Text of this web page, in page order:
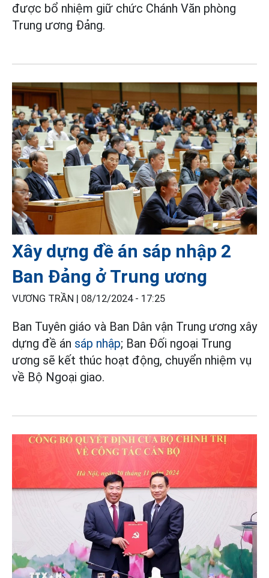
được bổ nhiệm giữ chức Chánh Văn phòng
Trung ương Đảng.
Xây dựng đề án sáp nhập 2
Ban Đảng ở Trung ương
VƯƠNG TRẦN | 08/12/2024 - 17:25
Ban Tuyên giáo và Ban Dân vận Trung ương xây
dựng đề án sáp nhập; Ban Đối ngoại Trung
ương sẽ kết thúc hoạt động, chuyển nhiệm vụ
về Bộ Ngoại giao.